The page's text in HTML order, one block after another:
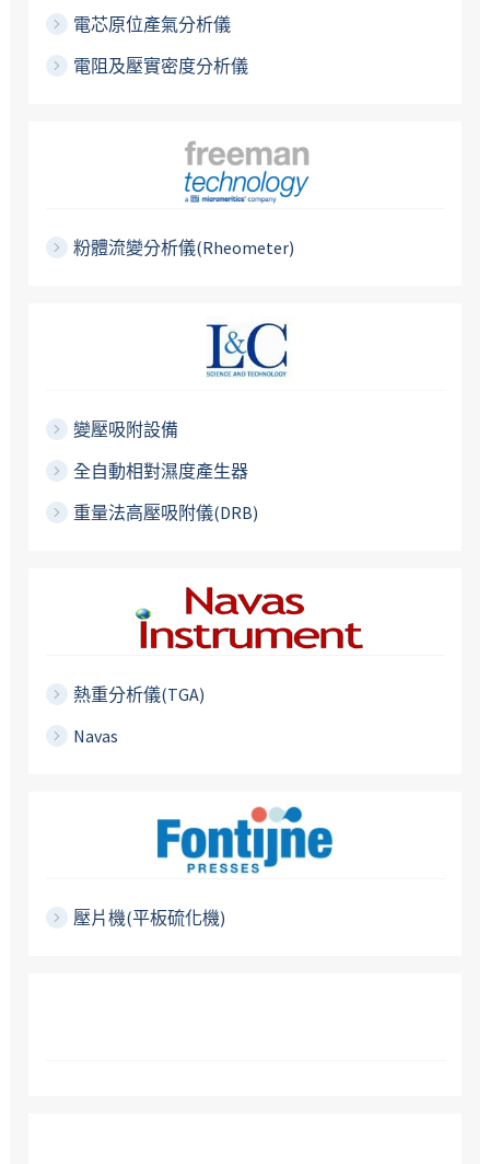
電芯原位產氣分析儀
電阻及壓實密度分析儀
粉體流變分析儀(Rheometer)
變壓吸附設備
全自動相對濕度產生器
重量法高壓吸附儀(DRB)
熱重分析儀(TGA)
Navas
壓片機(平板硫化機)